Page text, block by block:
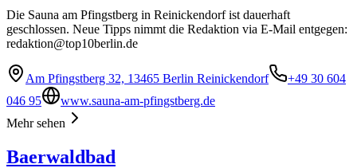
Die Sauna am Pfingstberg in Reinickendorf ist dauerhaft
geschlossen. Neue Tipps nimmt die Redaktion via E-Mail entgegen:
redaktion@top10berlin.de
Am Pfingstberg 32, 13465 Berlin Reinickendorf
+49 30 604
046 95
www.sauna-am-pfingstberg.de
Mehr sehen
Baerwaldbad